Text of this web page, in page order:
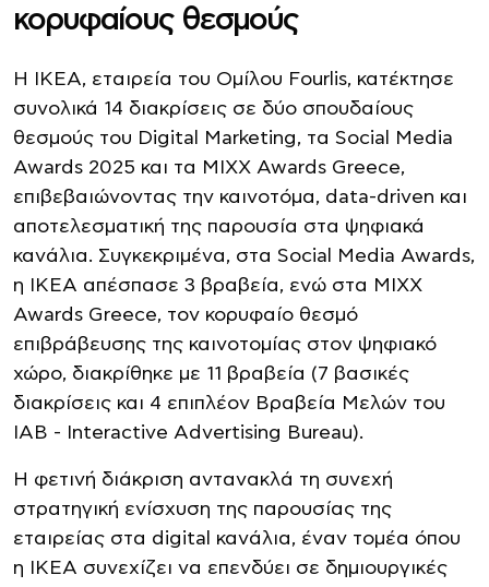
κορυφαίους θεσμούς
Η ΙΚΕΑ, εταιρεία του Ομίλου Fourlis, κατέκτησε
συνολικά 14 διακρίσεις σε δύο σπουδαίους
θεσμούς του Digital Marketing, τα Social Media
Awards 2025 και τα MIXX Awards Greece,
επιβεβαιώνοντας την καινοτόμα, data-driven και
αποτελεσματική της παρουσία στα ψηφιακά
κανάλια. Συγκεκριμένα, στα Social Media Awards,
η ΙΚΕΑ απέσπασε 3 βραβεία, ενώ στα MIXX
Awards Greece, τον κορυφαίο θεσμό
επιβράβευσης της καινοτομίας στον ψηφιακό
χώρο, διακρίθηκε με 11 βραβεία (7 βασικές
διακρίσεις και 4 επιπλέον Βραβεία Μελών του
IAB - Interactive Advertising Bureau).
Η φετινή διάκριση αντανακλά τη συνεχή
στρατηγική ενίσχυση της παρουσίας της
εταιρείας στα digital κανάλια, έναν τομέα όπου
η ΙΚΕΑ συνεχίζει να επενδύει σε δημιουργικές